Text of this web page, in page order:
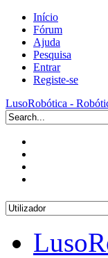
Início
Fórum
Ajuda
Pesquisa
Entrar
Registe-se
LusoRobótica -